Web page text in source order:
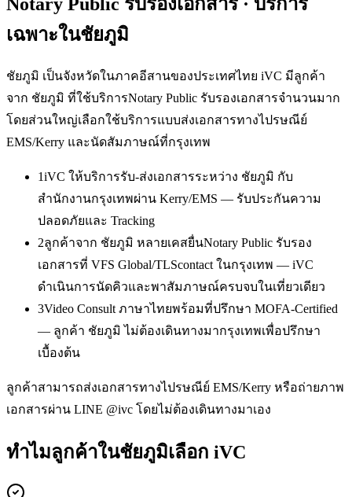
Notary Public รับรองเอกสาร· บริการ
เฉพาะในชัยภูมิ
ชัยภูมิ เป็นจังหวัดในภาคอีสานของประเทศไทย iVC มีลูกค้า
จาก ชัยภูมิ ที่ใช้บริการNotary Public รับรองเอกสารจำนวนมาก
โดยส่วนใหญ่เลือกใช้บริการแบบส่งเอกสารทางไปรษณีย์
EMS/Kerry และนัดสัมภาษณ์ที่กรุงเทพ
1iVC ให้บริการรับ-ส่งเอกสารระหว่าง ชัยภูมิ กับ
สำนักงานกรุงเทพผ่าน Kerry/EMS — รับประกันความ
ปลอดภัยและ Tracking
2ลูกค้าจาก ชัยภูมิ หลายเคสยื่นNotary Public รับรอง
เอกสารที่ VFS Global/TLScontact ในกรุงเทพ — iVC
ดำเนินการนัดคิวและพาสัมภาษณ์ครบจบในเที่ยวเดียว
3Video Consult ภาษาไทยพร้อมที่ปรึกษา MOFA-Certified
— ลูกค้า ชัยภูมิ ไม่ต้องเดินทางมากรุงเทพเพื่อปรึกษา
เบื้องต้น
ลูกค้าสามารถส่งเอกสารทางไปรษณีย์ EMS/Kerry หรือถ่ายภาพ
เอกสารผ่าน LINE @ivc โดยไม่ต้องเดินทางมาเอง
ทำไมลูกค้าในชัยภูมิเลือก iVC